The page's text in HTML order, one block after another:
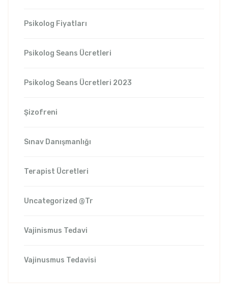
Psikolog Fiyatları
Psikolog Seans Ücretleri
Psikolog Seans Ücretleri 2023
Şizofreni
Sınav Danışmanlığı
Terapist Ücretleri
Uncategorized @tr
Vajinismus Tedavi
Vajinusmus Tedavisi